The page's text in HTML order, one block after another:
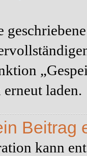
laden.
Beitrag
kann